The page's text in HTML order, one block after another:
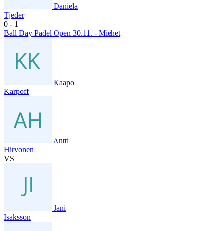
Daniela
Tjeder
0 - 1
Ball Day Padel Open 30.11. - Miehet
Kaapo
Karpoff
Antti
Hirvonen
VS
Jani
Isaksson